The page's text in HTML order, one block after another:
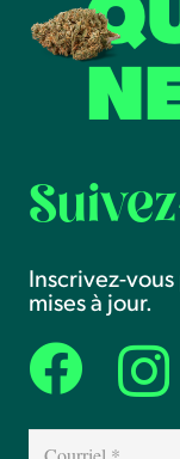
Inscrivez-
mises à jour.
Courriel